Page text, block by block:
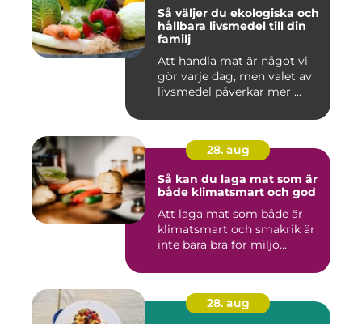
Så väljer du ekologiska och
hållbara livsmedel till din
familj
Att handla mat är något vi
gör varje dag, men valet av
livsmedel påverkar mer ...
28. aug
Så kan du laga mat som är
både klimatsmart och god
Att laga mat som både är
klimatsmart och smakrik är
inte bara bra för miljö...
28. aug